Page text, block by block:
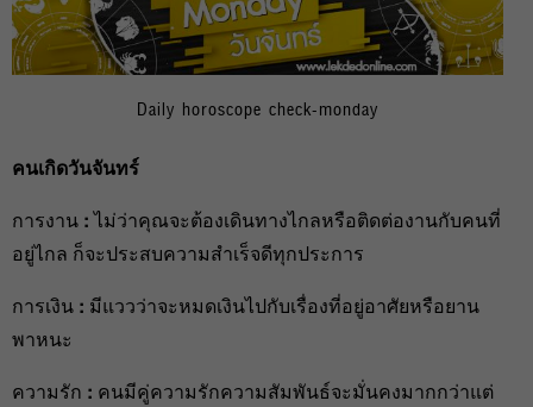
Daily horoscope check-monday
คนเกิดวันจันทร์
การงาน :ไม่ว่าคุณจะต้องเดินทางไกลหรือติดต่องานกับคนที่
อยู่ไกล ก็จะประสบความสำเร็จดีทุกประการ
การเงิน : มีแววว่าจะหมดเงินไปกับเรื่องที่อยู่อาศัยหรือยาน
พาหนะ
ความรัก : คนมีคู่ความรักความสัมพันธ์จะมั่นคงมากกว่าแต่